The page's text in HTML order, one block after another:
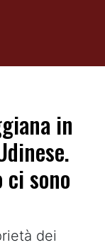
in
sono
dei